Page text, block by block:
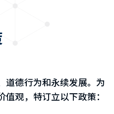
道德行为和永续发展。为
观，特订立以下政策：